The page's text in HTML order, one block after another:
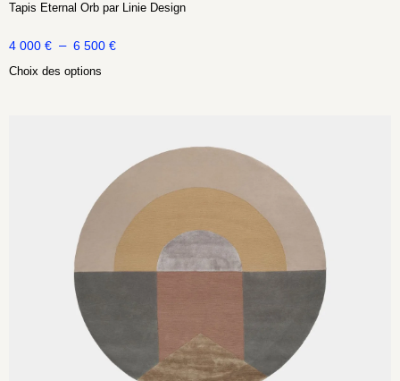
Tapis Eternal Orb par Linie Design
4 000 € – 6 500 €
Choix des options